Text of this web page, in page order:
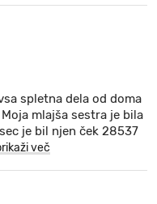
spletna dela od doma
mlajša sestra je bila
je bil njen ček 28537
več